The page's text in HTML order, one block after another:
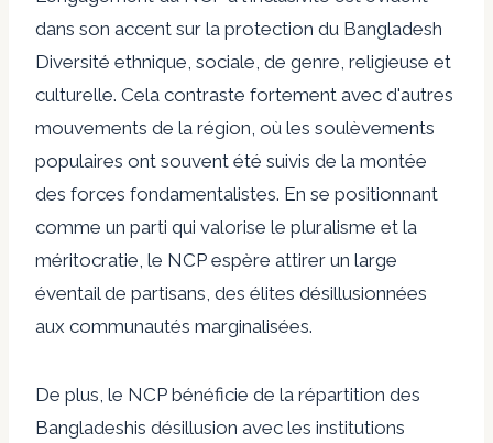
dans son accent sur la protection du Bangladesh
Diversité ethnique, sociale, de genre, religieuse et
culturelle. Cela contraste fortement avec d'autres
mouvements de la région, où les soulèvements
populaires ont souvent été suivis de la montée
des forces fondamentalistes. En se positionnant
comme un parti qui valorise le pluralisme et la
méritocratie, le NCP espère attirer un large
éventail de partisans, des élites désillusionnées
aux communautés marginalisées.
De plus, le NCP bénéficie de la répartition des
Bangladeshis désillusion avec les institutions